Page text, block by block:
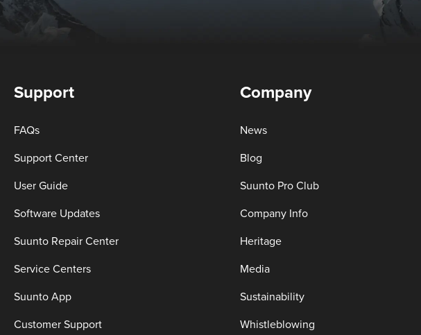
Support
FAQs
Support Center
User Guide
Software Updates
Suunto Repair Center
Service Centers
Suunto App
Customer Support
Company
News
Blog
Suunto Pro Club
Company Info
Heritage
Media
Sustainability
Whistleblowing